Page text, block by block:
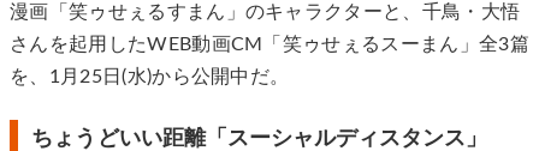
漫画「笑ゥせぇるすまん」のキャラクターと、千鳥・大悟
さんを起用したWEB動画CM「笑ゥせぇるスーまん」全3篇
を、1月25日(水)から公開中だ。
ちょうどいい距離「スーシャルディスタンス」